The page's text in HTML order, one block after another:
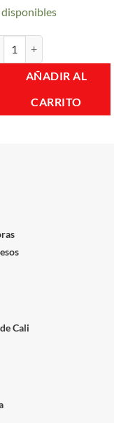
disponibles
AÑADIR AL
CARRITO
Cali